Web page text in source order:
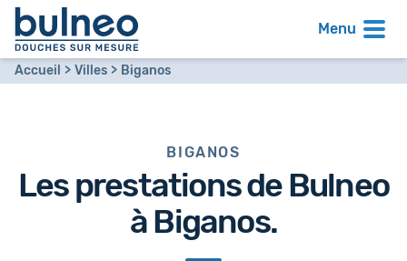
Menu
Accueil Villes Biganos
BIGANOS
Les prestations de Bulneo
àBiganos.